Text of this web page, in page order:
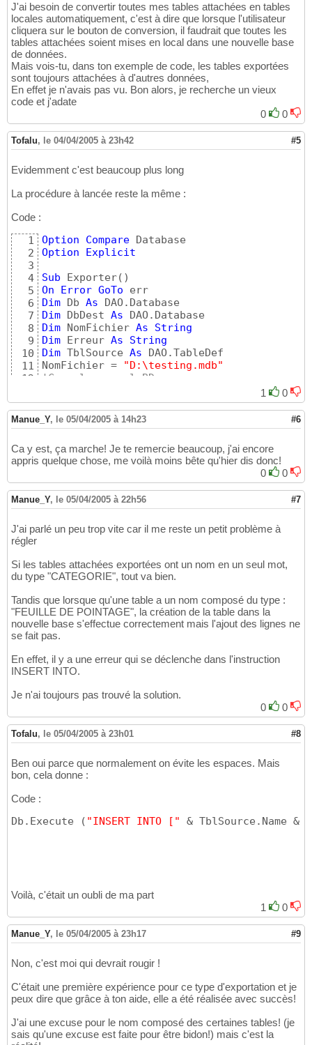
J'ai besoin de convertir toutes mes tables attachées en tables
locales automatiquement, c'est à dire que lorsque l'utilisateur
cliquera sur le bouton de conversion, il faudrait que toutes les
tables attachées soient mises en local dans une nouvelle base
de données.
Mais vois-tu, dans ton exemple de code, les tables exportées
sont toujours attachées à d'autres données,
En effet je n'avais pas vu. Bon alors, je recherche un vieux
code et j'adate
0
0
Tofalu, le 04/04/2005 à 23h42 #5
Evidemment c'est beaucoup plus long
La procédure à lancée reste la même :
Code :
1
2
3
4
5
6
7
8
9
10
11
12
14
15
16
18
19
21
22
24
25
27
28
30
31
32
33
34
35
37
39
40
41
43
44
45
46
47
53
55
56
57
59
60
61
62
63
64
Option Compare
Option
Explicit
Sub Exporter( )
On
Error GoTo
Dim Db As
Dim DbDest As
Dim NomFichier As
String
Dim Erreur As
String
Dim TblSource As DAO.TableDef
NomFichier =
"D:\testing.mdb"
'Cree la nouvel BD
DbDest = DBEngine.CreateDatabase (
'Instancie l'objet DB courant
Set
For
Each TblSource In Db.TableDefs
'si la table est attachée
  export TblSource, Erreur, Db, DbDest
End If
If Erreur = "" Then
MsgBox "Les tables suivantes n'ont pas été
End If
Select Case err.Number
Case 3204: MsgBox "Le fichier existe
Case
End
End Sub
Sub export(TblSource As
Error
Dim Fld As
Dim Ind As
Dim Tbldest As
'clone les champs
For Each
'Clone les index
Each
TblSource.Indexes
'Importe les données
&
Exit Sub
err:
EcrirePropriete Propriete As
On
Error GoTo
'Copie la propriété
With ObjetDestination.Properties
.Item(Propriete.Name) = Propriete.Value
1 0
Manue_Y, le 05/04/2005 à 14h23 #6
Ca y est, ça marche! Je te remercie beaucoup, j'ai encore
appris quelque chose, me voilà moins bête qu'hier dis donc!
0
0
Manue_Y, le 05/04/2005 à 22h56 #7
J'ai parlé un peu trop vite car il me reste un petit problème à
régler
Si les tables attachées exportées ont un nom en un seul mot,
du type "CATEGORIE", tout va bien.
Tandis que lorsque qu'une table a un nom composé du type :
"FEUILLE DE POINTAGE", la création de la table dans la
nouvelle base s'effectue correctement mais l'ajout des lignes ne
se fait pas.
En effet, il y a une erreur qui se déclenche dans l'instruction
INSERT INTO.
Je n'ai toujours pas trouvé la solution.
0
0
Tofalu, le 05/04/2005 à 23h01 #8
Ben oui parce que normalement on évite les espaces. Mais
bon, cela donne :
Code :
Db.Execute ( "INSERT INTO [" & TblSource.Name &
Voilà, c'était un oubli de ma part
1
0
Manue_Y, le 05/04/2005 à 23h17 #9
Non, c'est moi qui devrait rougir !
C'était une première expérience pour ce type d'exportation et je
peux dire que grâce à ton aide, elle a été réalisée avec succès!
J'ai une excuse pour le nom composé des certaines tables! (je
sais qu'une excuse est faite pour être bidon!) mais c'est la